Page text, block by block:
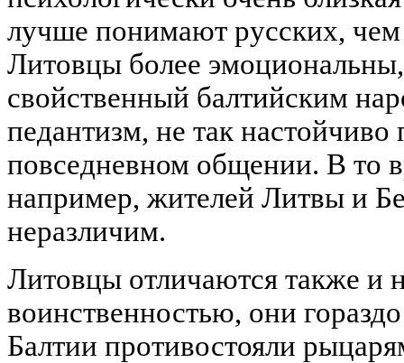
лучше понимают русских,
Литовцы более
свойственный балтийским
педантизм, не так настойчиво
повседневном общении. В то
например, жителей Литвы и
неразличим.
Литовцы отличаются также и
воинственностью, они
Балтии противостояли